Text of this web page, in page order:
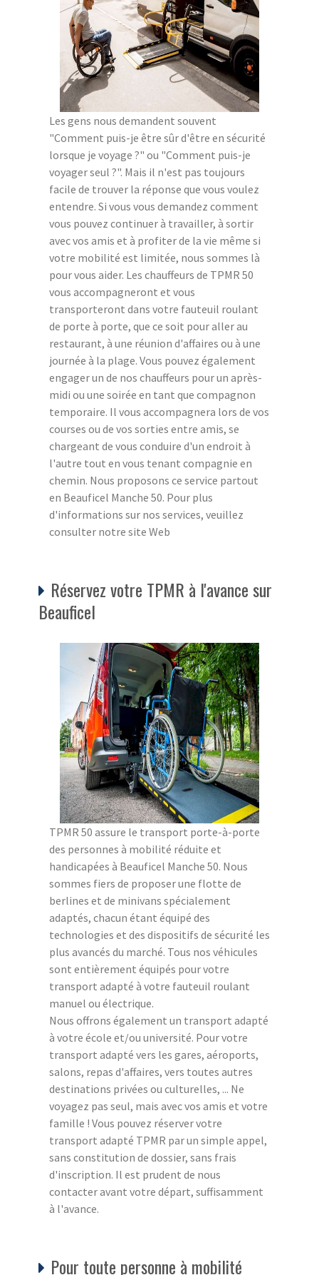
Les gens nous demandent souvent
"Comment puis-je être sûr d'être en sécurité
lorsque je voyage ?" ou "Comment puis-je
voyager seul ?". Mais il n'est pas toujours
facile de trouver la réponse que vous voulez
entendre. Si vous vous demandez comment
vous pouvez continuer à travailler, à sortir
avec vos amis et à profiter de la vie même si
votre mobilité est limitée, nous sommes là
pour vous aider. Les chauffeurs de TPMR 50
vous accompagneront et vous
transporteront dans votre fauteuil roulant
de porte à porte, que ce soit pour aller au
restaurant, à une réunion d'affaires ou à une
journée à la plage. Vous pouvez également
engager un de nos chauffeurs pour un après-
midi ou une soirée en tant que compagnon
temporaire. Il vous accompagnera lors de vos
courses ou de vos sorties entre amis, se
chargeant de vous conduire d'un endroit à
l'autre tout en vous tenant compagnie en
chemin. Nous proposons ce service partout
en Beauficel Manche 50. Pour plus
d'informations sur nos services, veuillez
consulter notre site Web
Réservez votre TPMR à l'avance sur
Beauficel
TPMR 50 assure le transport porte-à-porte
des personnes à mobilité réduite et
handicapées à Beauficel Manche 50. Nous
sommes fiers de proposer une flotte de
berlines et de minivans spécialement
adaptés, chacun étant équipé des
technologies et des dispositifs de sécurité les
plus avancés du marché. Tous nos véhicules
sont entièrement équipés pour votre
transport adapté à votre fauteuil roulant
manuel ou électrique.
Nous offrons également un transport adapté
à votre école et/ou université. Pour votre
transport adapté vers les gares, aéroports,
salons, repas d'affaires, vers toutes autres
destinations privées ou culturelles, ... Ne
voyagez pas seul, mais avec vos amis et votre
famille ! Vous pouvez réserver votre
transport adapté TPMR par un simple appel,
sans constitution de dossier, sans frais
d'inscription. Il est prudent de nous
contacter avant votre départ, suffisamment
à l'avance.
Pour toute personne à mobilité